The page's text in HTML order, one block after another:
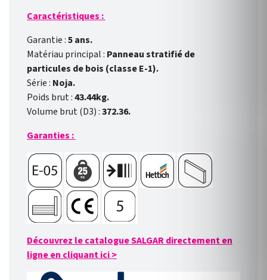
Caractéristiques :
Garantie :5 ans.
Matériau principal : Panneau stratifié de
particules de bois (classe E-1).
Série : Noja.
Poids brut :43.44kg.
Volume brut (D3) :372.36.
Garanties :
Découvrez le catalogue SALGAR directement en
ligne en cliquant ici>